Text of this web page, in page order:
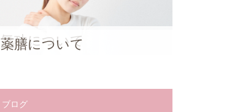
気功について
薬膳について
ブログ